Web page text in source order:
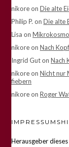
nikoreon Die alte
Philip P. on Die alte
Lisa on
nikoreon Nach
Ingrid Guton Nach
nikoreon Nicht nur
fiebern
nikoreon Roger
Herausgeber